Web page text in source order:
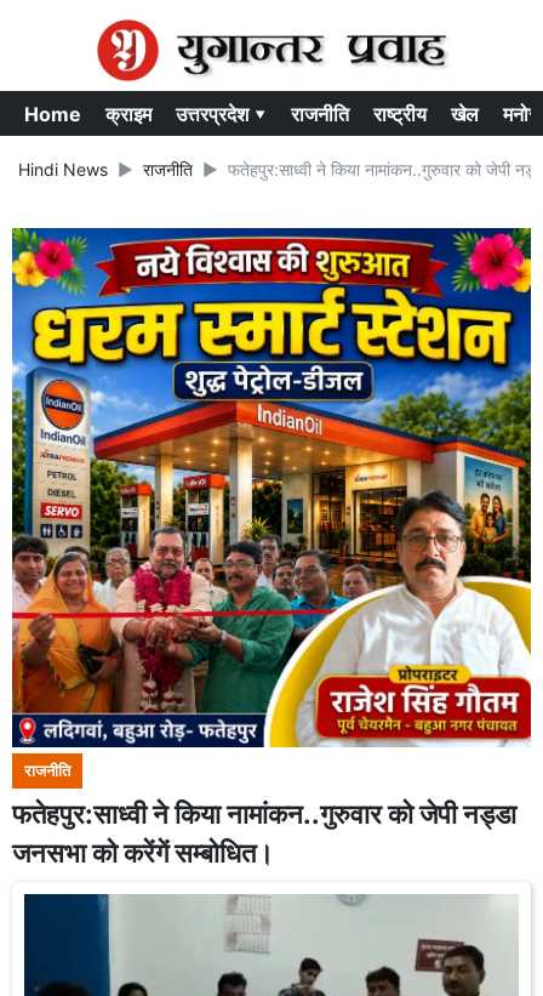
Home क्राइम उत्तरप्रदेश ▾ राजनीति राष्ट्रीय खेल
Hindi News राजनीति फतेहपुर:साध्वी ने किया नामांकन..गुरुवार को जेपी
राजनीति
फतेहपुर:साध्वी ने किया नामांकन..गुरुवार को जेपी नड्डा
जनसभा को करेंगें सम्बोधित।